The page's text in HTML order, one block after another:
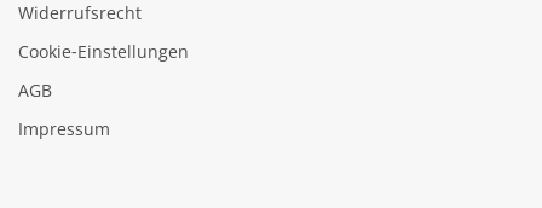
Widerrufsrecht
Cookie‑Einstellungen
AGB
Impressum